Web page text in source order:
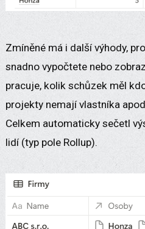
Zmíněné má i další výhody,
snadno vypočtete nebo
pracuje, kolik schůzek měl
projekty nemají vlastníka
Celkem automaticky sečetl
lidí (typ pole Rollup).